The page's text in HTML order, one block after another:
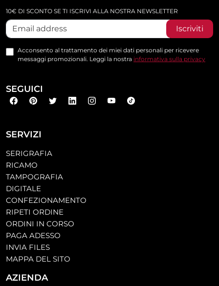
SERVIZI
SERIGRAFIA
RICAMO
TAMPOGRAFIA
DIGITALE
CONFEZIONAMENTO
RIPETI ORDINE
ORDINI IN CORSO
PAGA ADESSO
INVIA FILES
MAPPA DEL SITO
AZIENDA
10€ DI SCONTO SE TI ISCRIVI ALLA NOSTRA NEWSLETTER
Iscriviti
Acconsento al trattamento dei miei dati personali per ricevere
messaggi promozionali. Leggi la nostra informativa sulla privacy
SEGUICI